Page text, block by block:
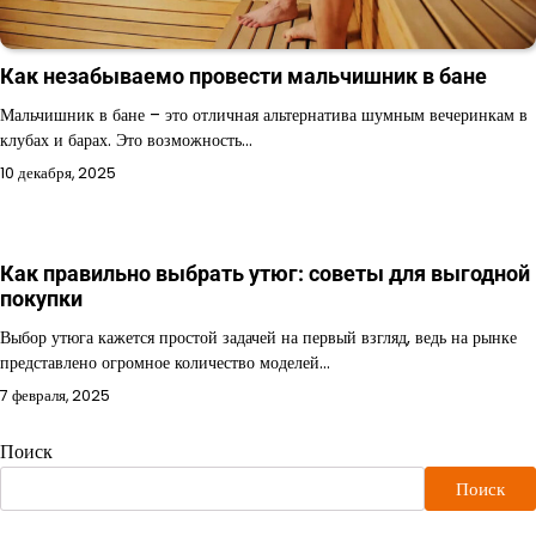
Как незабываемо провести мальчишник в бане
Мальчишник в бане – это отличная альтернатива шумным вечеринкам в
клубах и барах. Это возможность…
10 декабря, 2025
Как правильно выбрать утюг: советы для выгодной
покупки
Выбор утюга кажется простой задачей на первый взгляд, ведь на рынке
представлено огромное количество моделей…
7 февраля, 2025
Поиск
Поиск